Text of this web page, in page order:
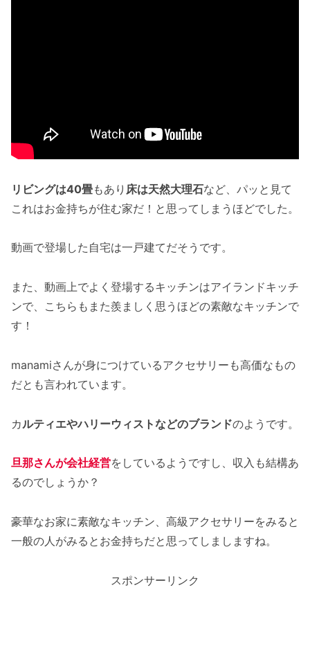
リビングは40畳もあり 床は天然大理石など、パッと見て
これはお金持ちが住む家だ！と思ってしまうほどでした。
動画で登場した自宅は一戸建てだそうです。
また、動画上でよく登場するキッチンはアイランドキッチ
ンで、こちらもまた羨ましく思うほどの素敵なキッチンで
す！
manamiさんが身につけているアクセサリーも高価なもの
だとも言われています。
カルティエやハリーウィストなどのブランドのようです。
旦那さんが会社経営をしているようですし、収入も結構あ
るのでしょうか？
豪華なお家に素敵なキッチン、高級アクセサリーをみると
一般の人がみるとお金持ちだと思ってしましますね。
スポンサーリンク